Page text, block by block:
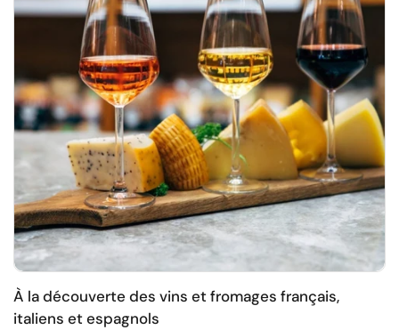
À la découverte des vins et fromages français,
italiens et espagnols